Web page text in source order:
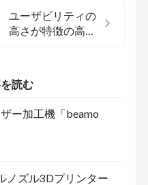
ユーザビリティの
高さが特徴の高精
読む
ー加工機「beamo
ノズル3Dプリンター